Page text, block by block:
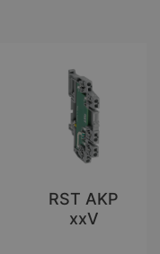
RST AKP
xxV